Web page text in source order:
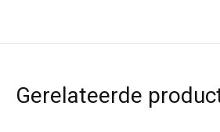
Gerelateerde